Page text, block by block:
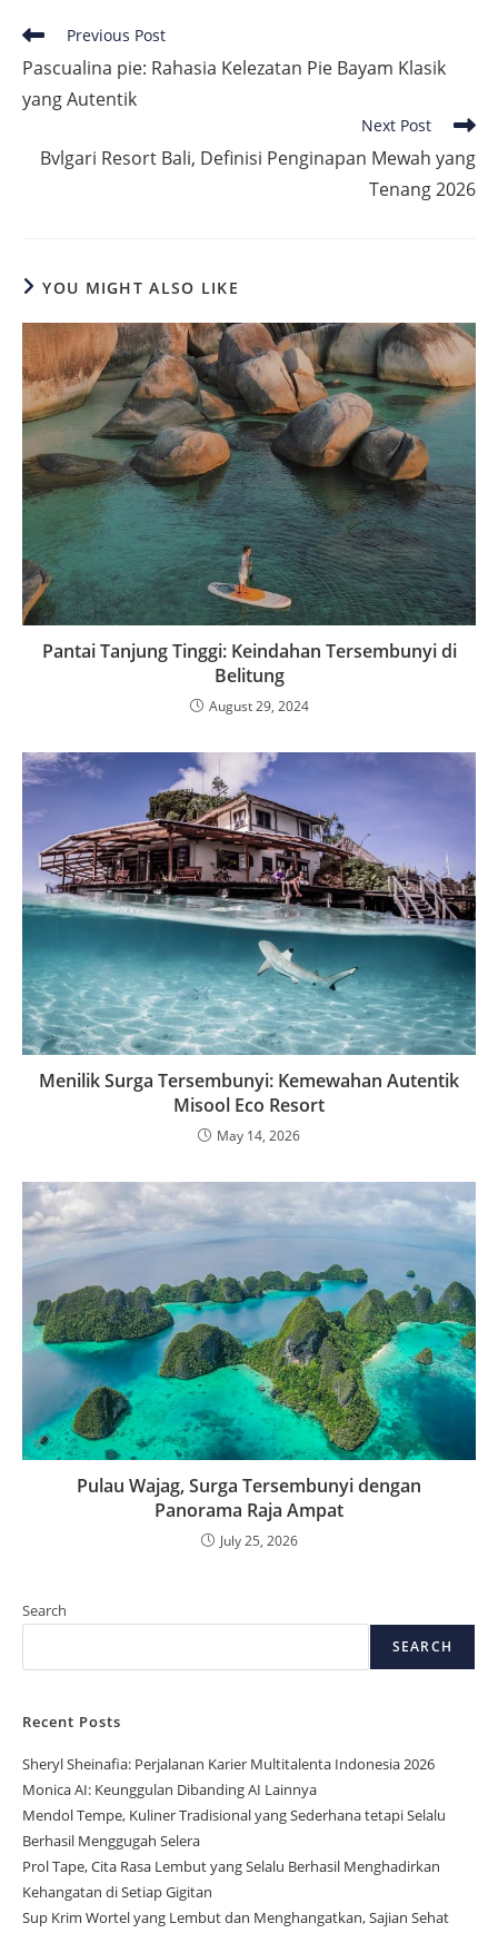
Read
articles
Previous Post
Pascualina pie: Rahasia Kelezatan Pie Bayam Klasik
yang Autentik
Next Post
Bvlgari Resort Bali, Definisi Penginapan Mewah yang
Tenang 2026
YOU MIGHT ALSO LIKE
Pantai Tanjung Tinggi: Keindahan Tersembunyi di
Belitung
August 29, 2024
Menilik Surga Tersembunyi: Kemewahan Autentik
Misool Eco Resort
May 14, 2026
Pulau Wajag, Surga Tersembunyi dengan
Panorama Raja Ampat
July 25, 2026
Search
SEARCH
Recent Posts
Sheryl Sheinafia: Perjalanan Karier Multitalenta Indonesia 2026
Monica AI: Keunggulan Dibanding AI Lainnya
Mendol Tempe, Kuliner Tradisional yang Sederhana tetapi Selalu
Berhasil Menggugah Selera
Prol Tape, Cita Rasa Lembut yang Selalu Berhasil Menghadirkan
Kehangatan di Setiap Gigitan
Sup Krim Wortel yang Lembut dan Menghangatkan, Sajian Sehat